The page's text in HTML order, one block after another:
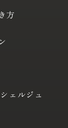
方
ェルジュ